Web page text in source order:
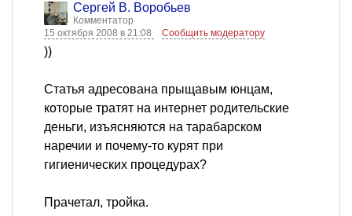
Сергей В. Воробьев
Комментатор
15 октября 2008 в 21:08
Сообщить модератору
))
Статья адресована прыщавым юнцам,
которые тратят на интернет родительские
деньги, изъясняются на тарабарском
наречии и почему-то курят при
гигиенических процедурах?
Прачетал, тройка.